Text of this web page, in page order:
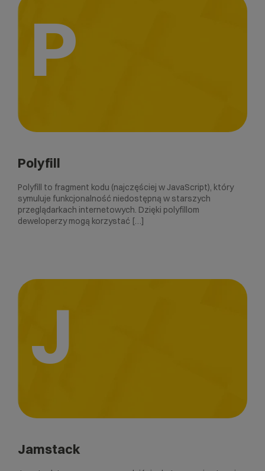
P
Polyfill
Polyfill to fragment kodu (najczęściej w JavaScript), który
symuluje funkcjonalność niedostępną w starszych
przeglądarkach internetowych. Dzięki polyfillom
deweloperzy mogą korzystać […]
J
Jamstack